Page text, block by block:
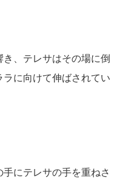
、テレサはその場に倒
に向けて伸ばされてい
にテレサの手を重ねさ